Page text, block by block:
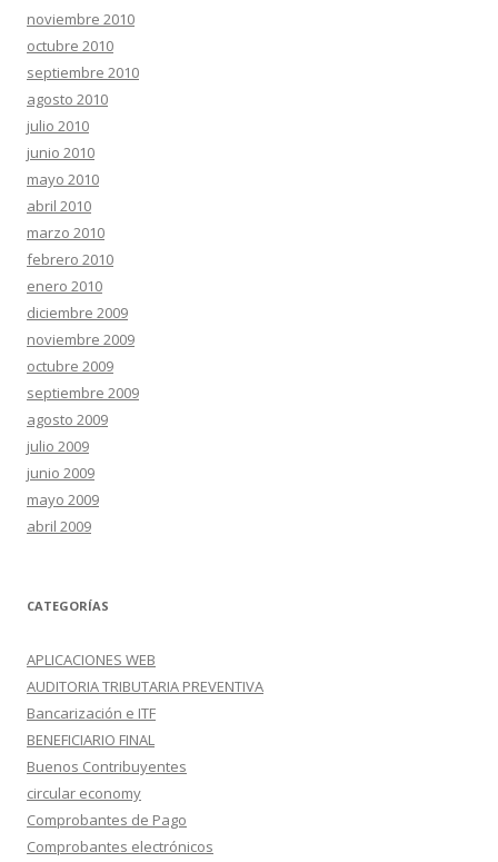
noviembre 2010
octubre 2010
septiembre 2010
agosto 2010
julio 2010
junio 2010
mayo 2010
abril 2010
marzo 2010
febrero 2010
enero 2010
diciembre 2009
noviembre 2009
octubre 2009
septiembre 2009
agosto 2009
julio 2009
junio 2009
mayo 2009
abril 2009
CATEGORÍAS
APLICACIONES WEB
AUDITORIA TRIBUTARIA PREVENTIVA
Bancarización e ITF
BENEFICIARIO FINAL
Buenos Contribuyentes
circular economy
Comprobantes de Pago
Comprobantes electrónicos